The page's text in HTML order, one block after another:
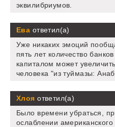
эквилибриумов.
Ева ответил(а)
Уже никаких эмоций
пять лет количество
капиталом может
человека "из туймазы:
Хлоя ответил(а)
Было времени убраться,
ослаблении